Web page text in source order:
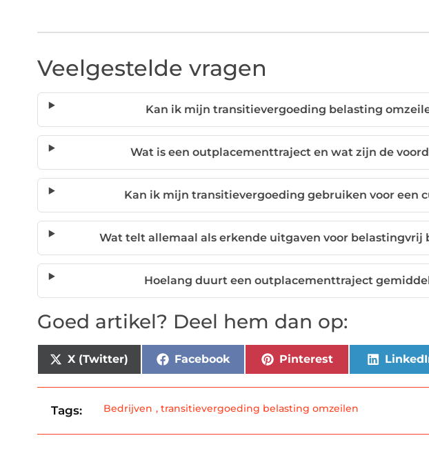
Veelgestelde vragen
Kan ik mijn transitievergoeding belasting
Wat is een outplacementtraject en wat zijn de
Kan ik mijn transitievergoeding gebruiken voor een
Wat telt allemaal als erkende uitgaven voor belastingvrij
Hoelang duurt een outplacementtraject
Goed artikel? Deel hem dan op:
X (Twitter) Facebook Pinterest
Tags: Bedrijven ,transitievergoeding belasting omzeilen